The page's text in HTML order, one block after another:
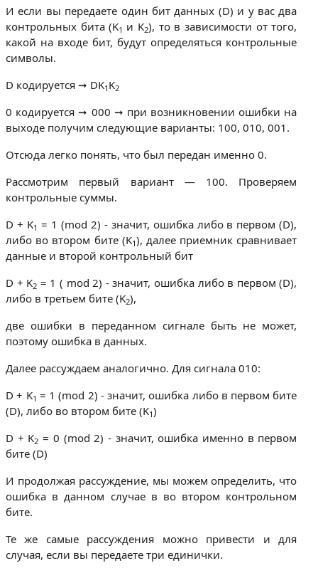
И если вы передаете один бит данных (D) и у вас два
контрольных бита (K1 и K2), то в зависимости от того,
какой на входе бит, будут определяться контрольные
символы.
D кодируется ➞ DK1 K2
0 кодируется ➞ 000 ➞ при возникновении ошибки на
выходе получим следующие варианты: 100, 010, 001.
Отсюда легко понять, что был передан именно 0.
Рассмотрим первый вариант — 100. Проверяем
контрольные суммы.
D + K1 = 1 (mod 2) - значит, ошибка либо в первом (D),
либо во втором бите (K1), далее приемник сравнивает
данные и второй контрольный бит
D + K2 = 1 ( mod 2) - значит, ошибка либо в первом (D),
либо в третьем бите (K2),
две ошибки в переданном сигнале быть не может,
поэтому ошибка в данных.
Далее рассуждаем аналогично. Для сигнала 010:
D + K1 = 1 (mod 2) - значит, ошибка либо в первом бите
(D), либо во втором бите (K1)
D + K2 = 0 (mod 2) - значит, ошибка именно в первом
бите (D)
И продолжая рассуждение, мы можем определить, что
ошибка в данном случае в во втором контрольном
бите.
Те же самые рассуждения можно привести и для
случая, если вы передаете три единички.